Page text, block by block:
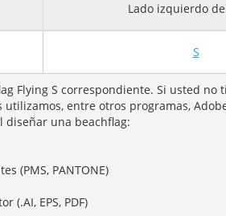
Lado izquierdo
S
Flying S correspondiente. Si usted
utilizamos, entre otros programas,
una beachflag:
(PMS, PANTONE)
(.AI, EPS, PDF)